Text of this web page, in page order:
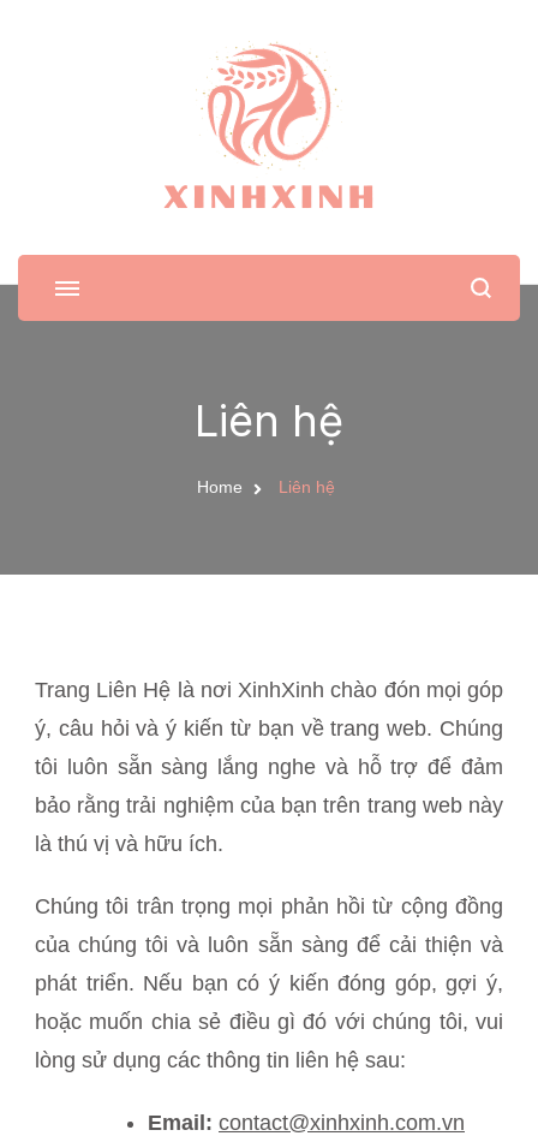
XinhXinh
Trang tin tức cho phái đẹp
Liên hệ
Home Liên hệ
Trang Liên Hệ là nơi XinhXinh chào đón mọi góp
ý, câu hỏi và ý kiến từ bạn về trang web. Chúng
tôi luôn sẵn sàng lắng nghe và hỗ trợ để đảm
bảo rằng trải nghiệm của bạn trên trang web này
là thú vị và hữu ích.
Chúng tôi trân trọng mọi phản hồi từ cộng đồng
của chúng tôi và luôn sẵn sàng để cải thiện và
phát triển. Nếu bạn có ý kiến đóng góp, gợi ý,
hoặc muốn chia sẻ điều gì đó với chúng tôi, vui
lòng sử dụng các thông tin liên hệ sau:
Email: contact@xinhxinh.com.vn